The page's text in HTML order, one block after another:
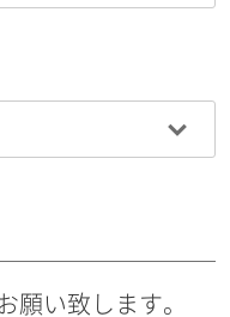
願い致します。